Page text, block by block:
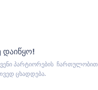
დაიწყო!
პარტიორების ჩართულობით
ცხადდება.